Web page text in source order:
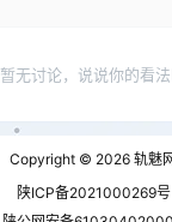
暂无讨论，说说你的看
Copyright © 2026 轨魅
陕ICP备2021000269号